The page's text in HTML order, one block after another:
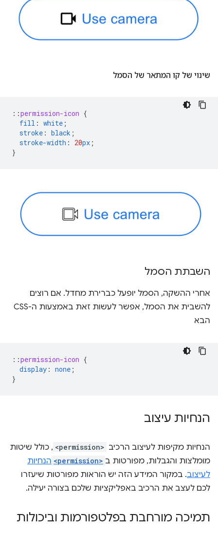
שינוי של קו המתאר של הסמל
::permission-icon {
fill : white ;
stroke : black ;
stroke-width : 20px ;
}
השבתת הסמל
אחרי ההשקה, הסמל יופעל כברירת מחדל. אם רוצים
להשבית את הסמל, אפשר לעשות זאת באמצעות ה-CSS
הבא
::permission-icon {
display : none ;
}
הנחיות עיצוב
הנחיות מקיפות לעיצוב הרכיב <permission> , כולל שיטות
מומלצות והגבלות, מפורטות ב <permission> הנחיות
לעיצוב. במקור המידע הזה יש הוראות מפורטות שיעזרו
לכם לעצב את הרכיב באפליקציות שלכם בצורה יעילה.
תמיכה מורחבת בפלטפורמות וביכולות